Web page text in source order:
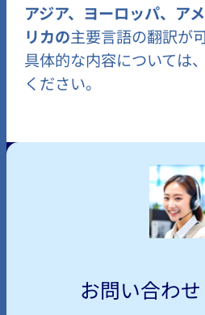
アジア、ヨーロッパ、ア
リカの主要言語の翻訳が
具体的な内容については
ください。
お問い合わ